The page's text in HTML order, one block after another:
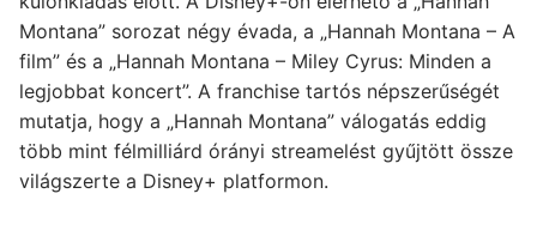
Montana” sorozat négy évada, a „Hannah Montana – A
film” és a „Hannah Montana – Miley Cyrus: Minden a
legjobbat koncert”. A franchise tartós népszerűségét
mutatja, hogy a „Hannah Montana” válogatás eddig
több mint félmilliárd órányi streamelést gyűjtött össze
világszerte a Disney+ platformon.